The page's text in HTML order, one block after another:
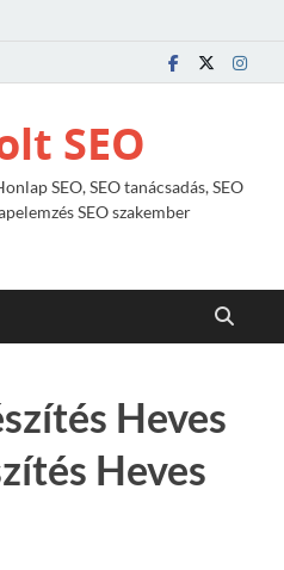
SEO
SEO, SEO tanácsadás, SEO
SEO szakember
Heves
Heves